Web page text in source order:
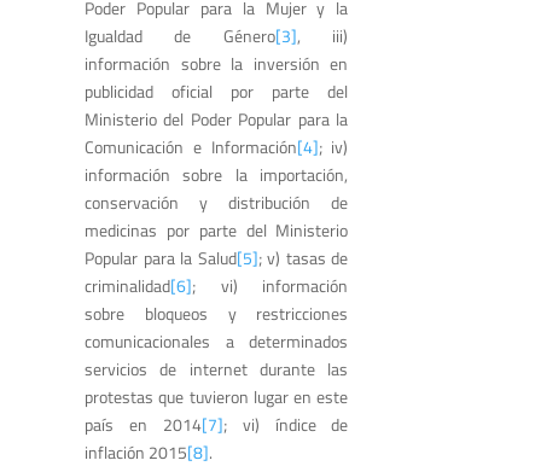
Poder Popular para la Mujer y la
Igualdad de Género[3], iii)
información sobre la inversión en
publicidad oficial por parte del
Ministerio del Poder Popular para la
Comunicación e Información[4]; iv)
información sobre la importación,
conservación y distribución de
medicinas por parte del Ministerio
Popular para la Salud[5]; v) tasas de
criminalidad[6]; vi) información
sobre bloqueos y restricciones
comunicacionales a determinados
servicios de internet durante las
protestas que tuvieron lugar en este
país en 2014[7]; vi) índice de
inflación 2015[8].